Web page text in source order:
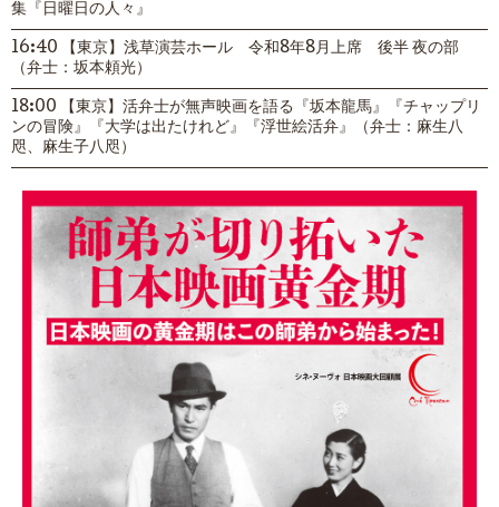
集『日曜日の人々』
16:40 【東京】浅草演芸ホール 令和8年8月上席 後半 夜の部
（弁士：坂本頼光）
18:00 【東京】活弁士が無声映画を語る『坂本龍馬』『チャップリ
ンの冒険』『大学は出たけれど』『浮世絵活弁』（弁士：麻生八
咫、麻生子八咫）